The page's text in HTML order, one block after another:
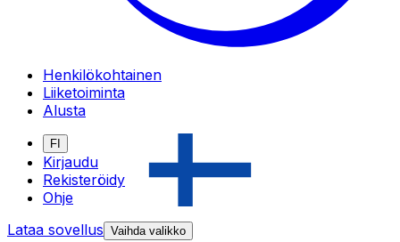
Henkilökohtainen
Liiketoiminta
Alusta
FI
Kirjaudu
Rekisteröidy
Ohje
Lataa sovellus Vaihda valikko